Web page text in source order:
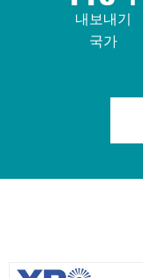
내보내기
국가